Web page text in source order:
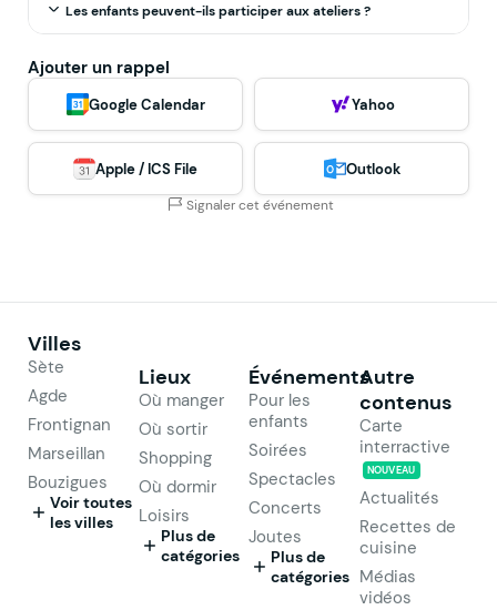
Les enfants peuvent-ils participer aux ateliers ?
Ajouter un rappel
Google Calendar Yahoo
Apple / ICS File Outlook
Signaler cet événement
Villes
Sète
Agde
Frontignan
Marseillan
Bouzigues
Voir toutes
les villes
Lieux
Où manger
Où sortir
Shopping
Où dormir
Loisirs
Plus de
catégories
Événements
Pour les
enfants
Soirées
Spectacles
Concerts
Joutes
Plus de
catégories
Autre
contenus
Carte
interractive
NOUVEAU
Actualités
Recettes de
cuisine
Médias
vidéos